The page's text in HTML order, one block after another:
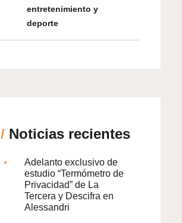
entretenimiento y
deporte
/Noticias recientes
Adelanto exclusivo de
estudio “Termómetro de
Privacidad” de La
Tercera y Descifra en
Alessandri